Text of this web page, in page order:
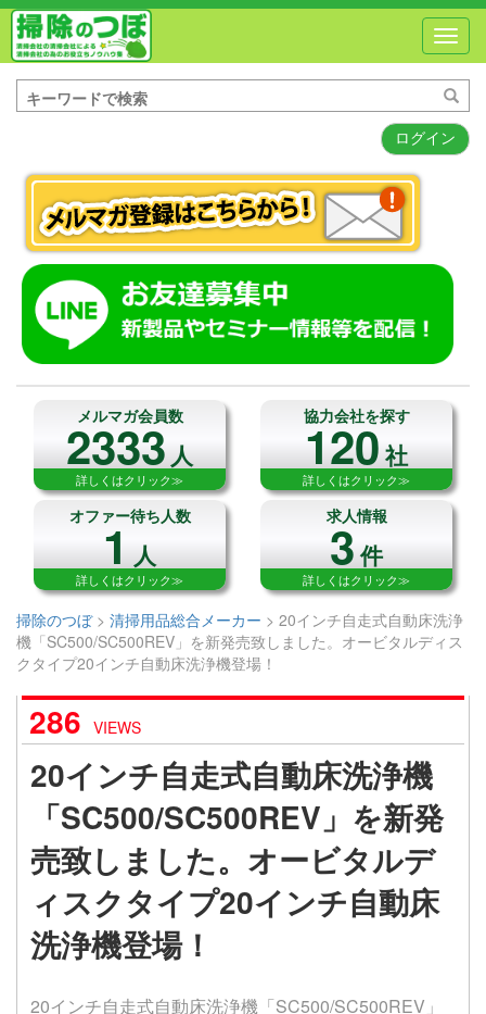
ログイン
メルマガ会員数
2333人
詳しくはクリック≫
協力会社を探す
120社
詳しくはクリック≫
オファー待ち人数
1人
詳しくはクリック≫
求人情報
3件
詳しくはクリック≫
掃除のつぼ> 清掃用品総合メーカー > 20インチ自走式自動床洗浄
機「SC500/SC500REV」を新発売致しました。オービタルディス
クタイプ20インチ自動床洗浄機登場！
286 VIEWS
20インチ自走式自動床洗浄機
「SC500/SC500REV」を新発
売致しました。オービタルデ
ィスクタイプ20インチ自動床
洗浄機登場！
20インチ自走式自動床洗浄機「SC500/SC500REV」